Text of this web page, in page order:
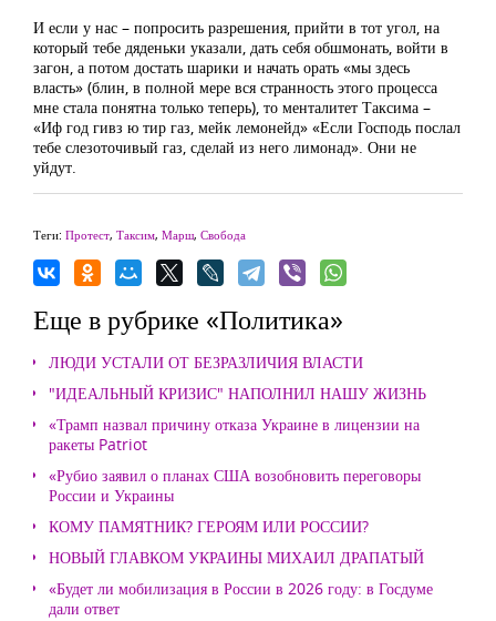
И если у нас – попросить разрешения, прийти в тот угол, на
который тебе дяденьки указали, дать себя обшмонать, войти в
загон, а потом достать шарики и начать орать «мы здесь
власть» (блин, в полной мере вся странность этого процесса
мне стала понятна только теперь), то менталитет Таксима –
«Иф год гивз ю тир газ, мейк лемонейд» «Если Господь послал
тебе слезоточивый газ, сделай из него лимонад». Они не
уйдут.
Теги: Протест, Таксим, Марш, Свобода
Еще в рубрике «Политика»
ЛЮДИ УСТАЛИ ОТ БЕЗРАЗЛИЧИЯ ВЛАСТИ
"ИДЕАЛЬНЫЙ КРИЗИС" НАПОЛНИЛ НАШУ ЖИЗНЬ
«Трамп назвал причину отказа Украине в лицензии на
ракеты Patriot
«Рубио заявил о планах США возобновить переговоры
России и Украины
КОМУ ПАМЯТНИК? ГЕРОЯМ ИЛИ РОССИИ?
НОВЫЙ ГЛАВКОМ УКРАИНЫ МИХАИЛ ДРАПАТЫЙ
«Будет ли мобилизация в России в 2026 году: в Госдуме
дали ответ